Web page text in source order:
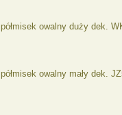
półmisek owalny duży dek.
półmisek owalny mały dek.